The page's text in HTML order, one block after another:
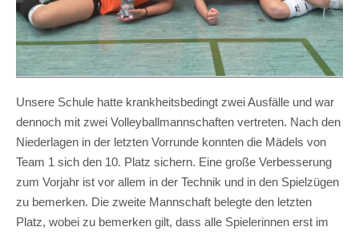
Unsere Schule hatte krankheitsbedingt zwei Ausfälle und war
dennoch mit zwei Volleyballmannschaften vertreten. Nach den
Niederlagen in der letzten Vorrunde konnten die Mädels von
Team 1 sich den 10. Platz sichern. Eine große Verbesserung
zum Vorjahr ist vor allem in der Technik und in den Spielzügen
zu bemerken. Die zweite Mannschaft belegte den letzten
Platz, wobei zu bemerken gilt, dass alle Spielerinnen erst im